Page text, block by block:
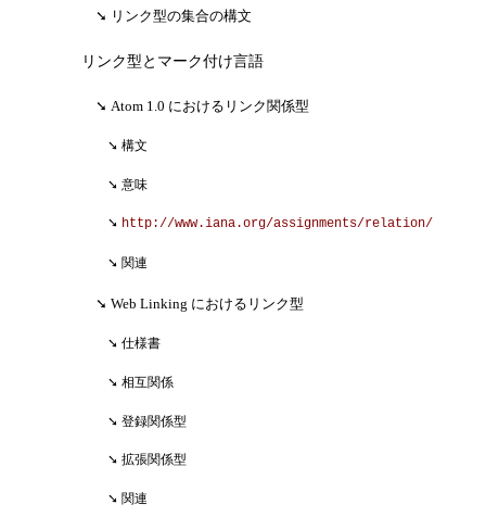
リンク型の集合の構文
リンク型とマーク付け言語
Atom 1.0 におけるリンク関係型
構文
意味
http://www.iana.org/assignments/relation/
関連
Web Linking におけるリンク型
仕様書
相互関係
登録関係型
拡張関係型
関連